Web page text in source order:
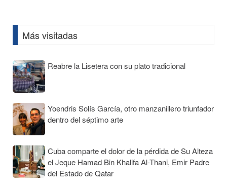
Más visitadas
Reabre la Lisetera con su plato tradicional
Yoendris Solís García, otro manzanillero triunfador
dentro del séptimo arte
Cuba comparte el dolor de la pérdida de Su Alteza
el Jeque Hamad Bin Khalifa Al-Thani, Emir Padre
del Estado de Qatar